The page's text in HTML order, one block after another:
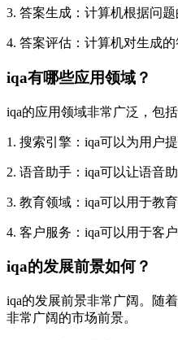
3. 答案生成：计算机根据问
4. 答案评估：计算机对生成
iqa有哪些应用领域？
iqa的应用领域非常广泛，包括
1. 搜索引擎：iqa可以为用户
2. 语音助手：iqa可以让语音
3. 教育领域：iqa可以用于教
4. 客户服务：iqa可以用于客
iqa的发展前景如何？
iqa的发展前景非常广阔。随
非常广阔的市场前景。